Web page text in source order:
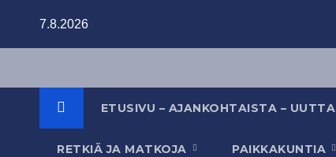
7.8.2026
ETUSIVU – AJANKOHTAISTA – UUTTA
RETKIÄ JA MATKOJA PAIKKAKUNTIA